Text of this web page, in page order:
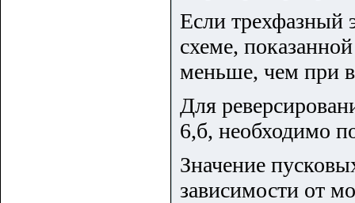
Если трехфазный
схеме,
меньше, чем при
Для
6,б, необходимо
Значение
зависимости от